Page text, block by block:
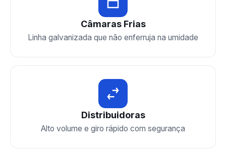
Câmaras Frias
Linha galvanizada que não enferruja na umidade
Distribuidoras
Alto volume e giro rápido com segurança